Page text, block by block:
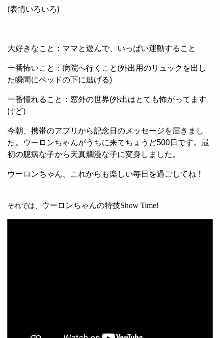
(表情いろいろ)
大好きなこと：ママと遊んで、いっぱい運動すること
一番怖いこと：病院へ行くこと (外出用のリュックを出し
た瞬間にベッドの下に逃げる)
一番憧れること：窓外の世界(外出はとても怖がってます
けど)
今朝、携帯のアプリから記念日のメッセージを届きまし
た。ウーロンちゃんがうちに来てちょうど500日です。最
初の臆病な子から天真爛漫な子に変身しました。
ウーロンちゃん、これからも楽しい毎日を過ごしてね！
それでは、 ウーロンちゃんの特技Show Time!